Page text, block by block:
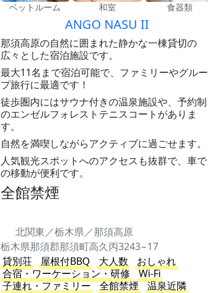
ベットルーム 和室 食器類
ANGO NASU II
那須高原の自然に囲まれた静かな一棟貸切の
広々とした宿泊施設です。
最大11名まで宿泊可能で、ファミリーやグルー
プ旅行に最適です！
徒歩圏内にはサウナ付きの温泉施設や、予約制
のエンゼルフォレストテニスコートがありま
す。
自然を満喫しながらアクティブに過ごせます。
人気観光スポットへのアクセスも抜群で、車で
の移動が便利です。
全館禁煙
北関東／栃木県／那須高原
栃木県那須郡那須町高久丙3243−17
貸別荘
屋根付BBQ 大人数
おしゃれ
合宿・ワーケーション・研修
Wi-Fi
子連れ・ファミリー
全館禁煙 温泉近隣